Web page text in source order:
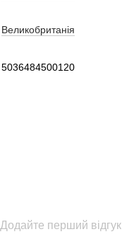
Великобританія
5036484500120
Додайте перший відгук